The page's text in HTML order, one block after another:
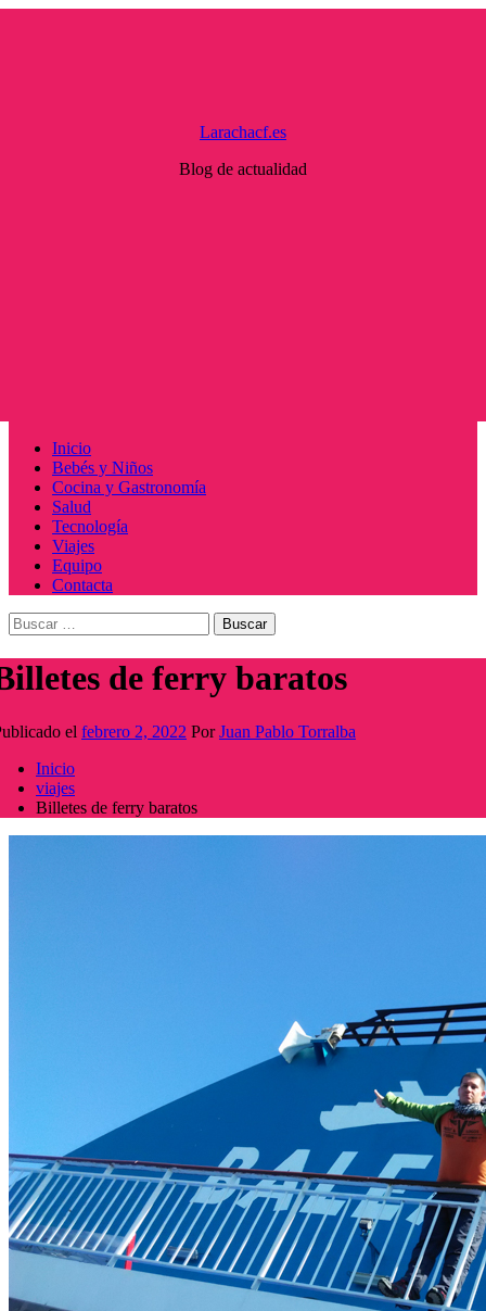
Larachacf.es
Blog de actualidad
Menú
principal
Inicio
Bebés y Niños
Cocina y Gastronomía
Salud
Tecnología
Viajes
Equipo
Contacta
Buscar:
de ferry baratos
el febrero 2, 2022 PorJuan Pablo Torralba
Inicio
viajes
Billetes de ferry baratos